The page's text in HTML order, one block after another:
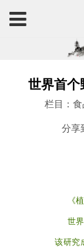
世界首个
栏目：
分享
《
世
该研究